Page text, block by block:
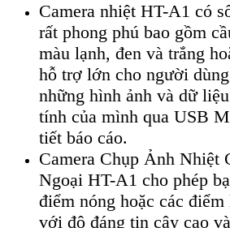
Camera nhiệt HT-A1 có s
rất phong phú bao gồm
màu lạnh, đen và trắng
hỗ trợ lớn cho người d
những hình ảnh và dữ
tính của mình qua USB
tiết báo cáo.
Camera Chụp Ảnh Nhiệt
Ngoại HT-A1 cho phép b
điểm nóng hoặc các điểm
với độ đáng tin cậy cao v